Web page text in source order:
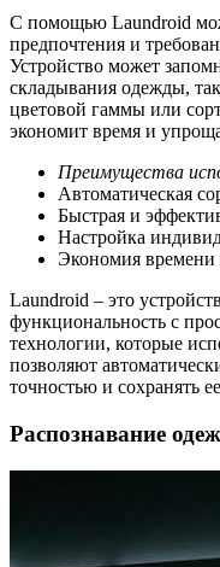
С помощью Laundroid
предпочтения и
Устройство может
складывания одежды,
цветовой гаммы или
экономит время и
Преимущества
Автоматическая
Быстрая и
Настройка
Экономия времени
Laundroid – это
функциональность с
технологии, которые
позволяют
точностью и сохранять
Распознавание